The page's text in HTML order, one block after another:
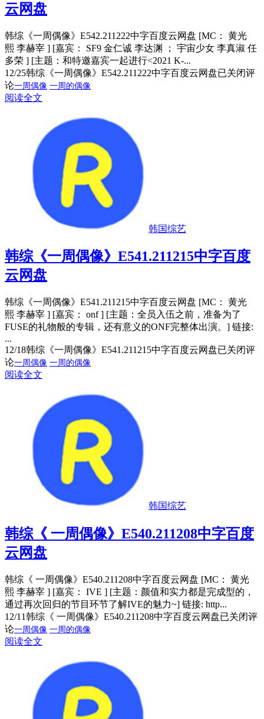
云网盘
韩综《一周偶像》E542.211222中字百度云网盘 [MC： 黄光
熙 李赫宰 ] [嘉宾： SF9 金仁诚 李达渊 ； 宇宙少女 李真淑 任
多荣 ] [主题：和特邀嘉宾一起进行<2021 K-...
12/25韩综《一周偶像》E542.211222中字百度云网盘已关闭评
论一周偶像 一周的偶像
阅读全文
韩国综艺
韩综《一周偶像》E541.211215中字百度
云网盘
韩综《一周偶像》E541.211215中字百度云网盘 [MC： 黄光
熙 李赫宰 ] [嘉宾： onf ] [主题：全员入伍之前，准备为了
FUSE的礼物般的专辑，还有意义的ONF完整体出演。] 链接:
...
12/18韩综《一周偶像》E541.211215中字百度云网盘已关闭评
论一周偶像 一周的偶像
阅读全文
韩国综艺
韩综《 一周偶像》E540.211208中字百度
云网盘
韩综《 一周偶像》E540.211208中字百度云网盘 [MC： 黄光
熙 李赫宰 ] [嘉宾： IVE ] [主题：颜值和实力都是完成型的，
通过再次回归的节目环节了解IVE的魅力~] 链接: http...
12/11韩综《 一周偶像》E540.211208中字百度云网盘已关闭评
论一周偶像 一周的偶像
阅读全文